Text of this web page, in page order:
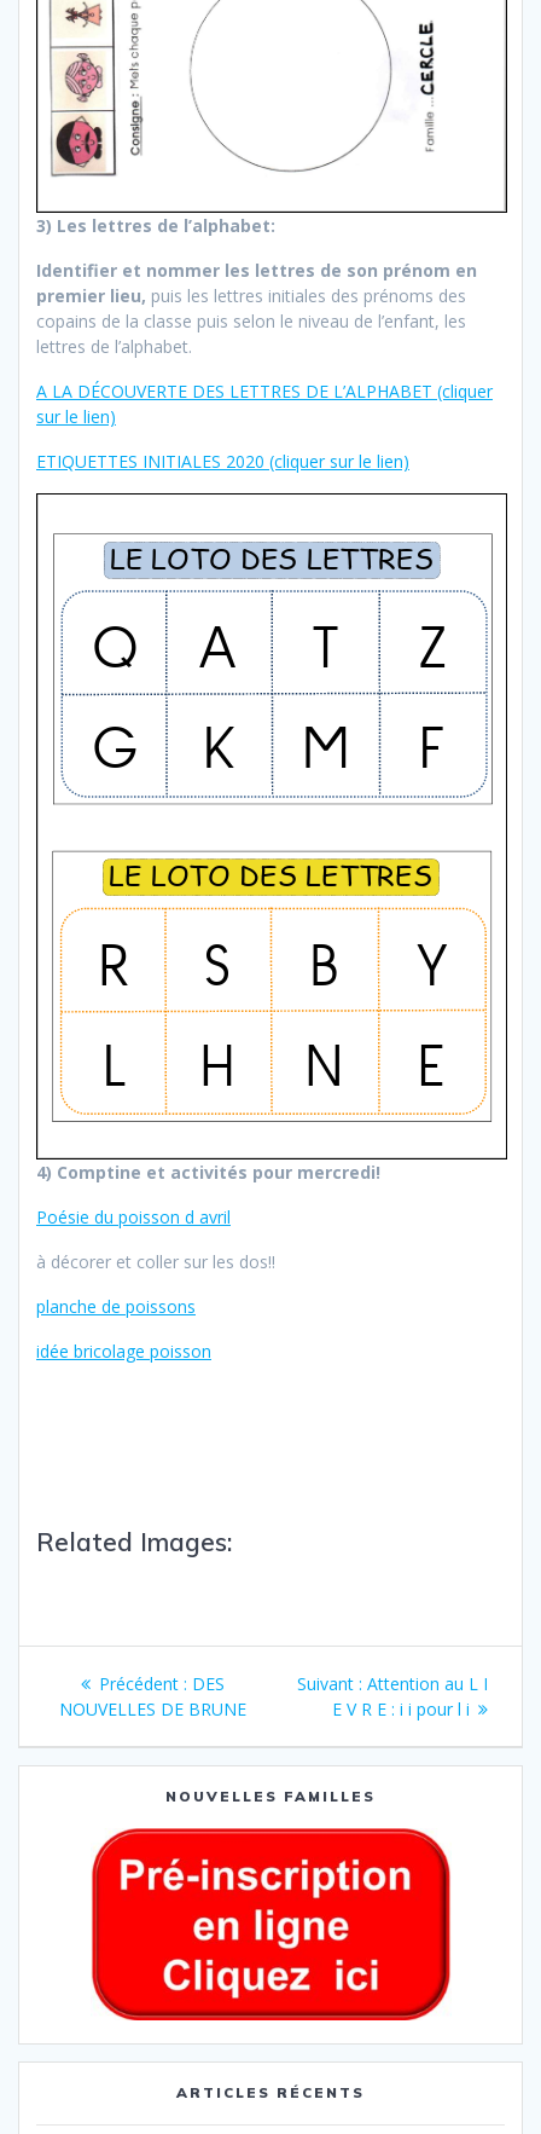
3) Les lettres de l’alphabet:
Identifier et nommer les lettres de son prénom en
premier lieu, puis les lettres initiales des prénoms des
copains de la classe puis selon le niveau de l’enfant, les
lettres de l’alphabet.
A LA DÉCOUVERTE DES LETTRES DE L’ALPHABET (cliquer
sur le lien)
ETIQUETTES INITIALES 2020 (cliquer sur le lien)
4) Comptine et activités pour mercredi!
Poésie du poisson d avril
à décorer et coller sur les dos!!
planche de poissons
idée bricolage poisson
Related Images:
Précédent : DES
NOUVELLES DE BRUNE
Suivant : Attention au L I
E V R E : i i pour l i
NOUVELLES FAMILLES
ARTICLES RÉCENTS